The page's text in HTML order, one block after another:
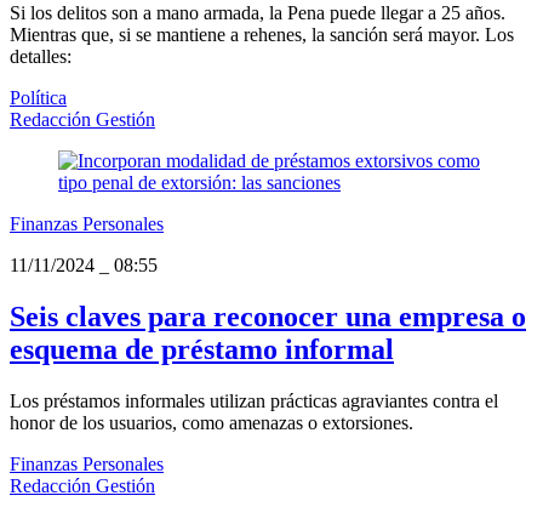
Si los delitos son a mano armada, la Pena puede llegar a 25 años.
Mientras que, si se mantiene a rehenes, la sanción será mayor. Los
detalles:
Política
Redacción Gestión
Finanzas Personales
11/11/2024
08:55
Seis claves para reconocer una empresa o
esquema de préstamo informal
Los préstamos informales utilizan prácticas agraviantes contra el
honor de los usuarios, como amenazas o extorsiones.
Finanzas Personales
Redacción Gestión